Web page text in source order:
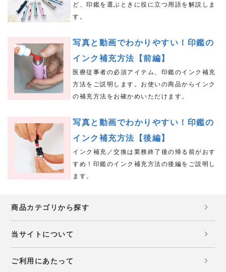
ど、印鑑を選ぶときに役に立つ用語を解説しま
す。
写真と動画でわかりやすい！印鑑の
インク補充方法【前編】
医療従事者の必須アイテム、印鑑のインク補充
方法をご説明します。お使いの商品からインク
の補充方法をお確かめいただけます。
写真と動画でわかりやすい！印鑑の
インク補充方法【後編】
インク補充／交換は業務終了後の帰る前がおす
すめ！印鑑のインク補充方法の後編をご説明し
ます。
商品カテゴリから探す
当サイトについて
ご利用にあたって